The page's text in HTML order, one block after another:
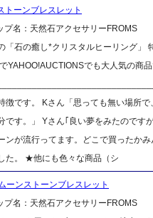
トーンブレスレット
名：天然石アクセサリーFROMS
「石の癒し*クリスタルヒーリング」
YAHOO!AUCTIONSでも大人気の
徴です。 Kさん「思っても無い場所
です。」 Yさん｢良い夢をみたので
ンが流行ってます。どこで買ったか
た。 ★他にも色々な商品（シ
ーンストーンブレスレット
名：天然石アクセサリーFROMS